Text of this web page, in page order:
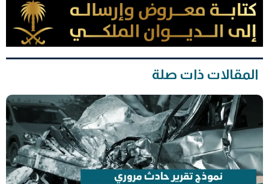
المقالات ذات صلة